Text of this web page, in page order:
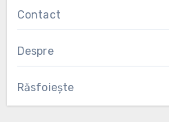
Contact
Despre
Răsfoiește